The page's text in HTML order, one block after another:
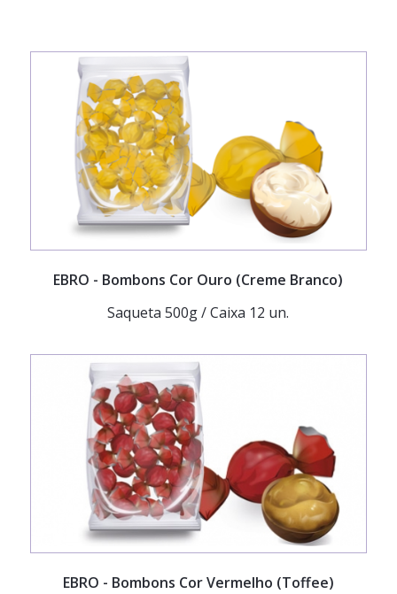
EBRO - Bombons Cor Ouro (Creme Branco)
Saqueta 500g / Caixa 12 un.
EBRO - Bombons Cor Vermelho (Toffee)